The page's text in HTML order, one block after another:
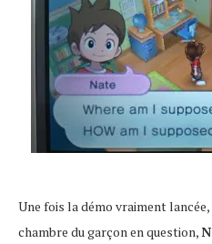
Une fois la démo vraiment
chambre du garçon en question,